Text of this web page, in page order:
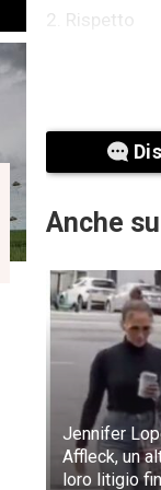
2. Rispetto
Per molti
che
sue
intendevi.
Anche
Jennifer
Affleck, un
loro litigio